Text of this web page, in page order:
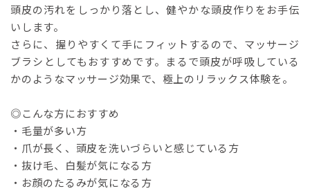
頭皮の汚れをしっかり落とし、健やかな頭皮作りをお手伝
いします。
さらに、握りやすくて手にフィットするので、マッサージ
ブラシとしてもおすすめです。まるで頭皮が呼吸している
かのようなマッサージ効果で、極上のリラックス体験を。
◎こんな方におすすめ
・毛量が多い方
・爪が長く、頭皮を洗いづらいと感じている方
・抜け毛、白髪が気になる方
・お顔のたるみが気になる方